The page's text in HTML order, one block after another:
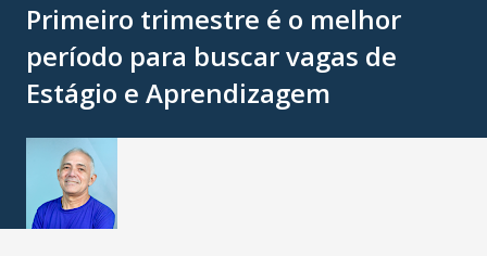
Primeiro trimestre é o melhor
período para buscar vagas de
Estágio e Aprendizagem